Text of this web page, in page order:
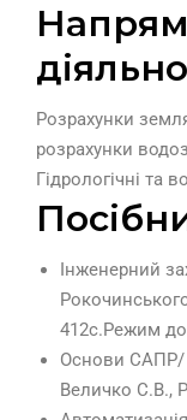
Розрахунки
розрахунки
Гідрологічні та
Інженерний
412с.Режим
Основи САПР/
Величко С.В.,